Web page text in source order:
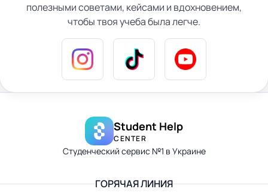
полезными советами, кейсами и вдохновением,
чтобы твоя учеба была легче.
Student Help
CENTER
Студенческий сервис №1 в Украине
ГОРЯЧАЯ ЛИНИЯ